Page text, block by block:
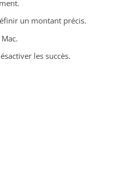
un montant précis.
les succès.